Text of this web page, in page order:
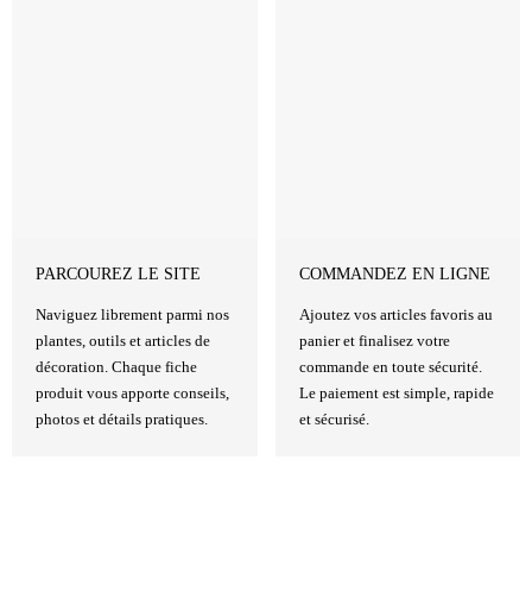
PARCOUREZ LE SITE
Naviguez librement parmi nos
plantes, outils et articles de
décoration. Chaque fiche
produit vous apporte conseils,
photos et détails pratiques.
COMMANDEZ EN LIGNE
Ajoutez vos articles favoris au
panier et finalisez votre
commande en toute sécurité.
Le paiement est simple, rapide
et sécurisé.